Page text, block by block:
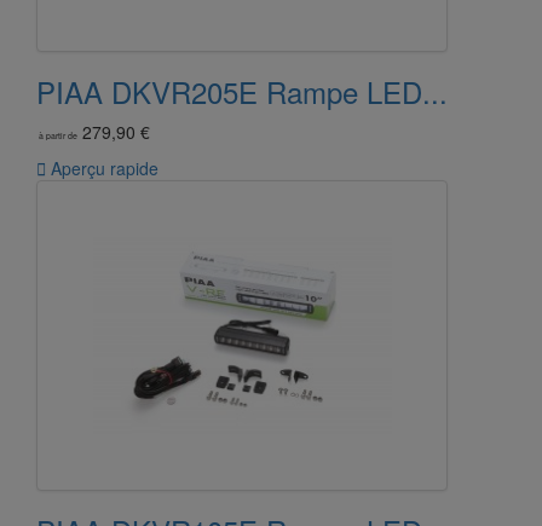
PIAA DKVR205E Rampe LED...
à partir de 279,90 €
 Aperçu rapide